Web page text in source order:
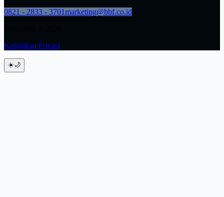
0821 - 2833 - 3701marketing@bbf.co.id
Kebijakan Privasi
☀️🌙